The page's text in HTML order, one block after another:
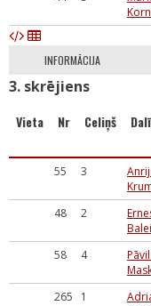
INFORMĀCIJA
3. skrējiens
Vieta Nr Celiņš
55 3
48 2
58 4
265 1